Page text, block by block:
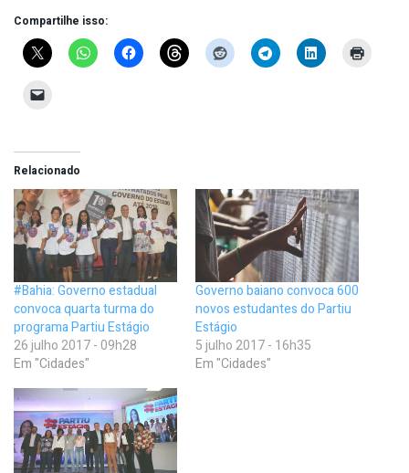
Compartilhe isso:
Relacionado
#Bahia: Governo estadual
convoca quarta turma do
programa Partiu Estágio
26 julho 2017 - 09h28
Em "Cidades"
Governo baiano convoca 600
novos estudantes do Partiu
Estágio
5 julho 2017 - 16h35
Em "Cidades"